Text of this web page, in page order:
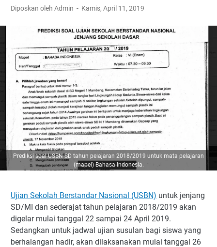
Diposkan oleh Admin Kamis, April 11, 2019
Prediksi soal USBN SD tahun pelajaran 2018/2019 untuk mata pelajaran
(mapel) Bahasa Indonesia.
Ujian Sekolah Berstandar Nasional (USBN) untuk jenjang
SD/MI dan sederajat tahun pelajaran 2018/2019 akan
digelar mulai tanggal 22 sampai 24 April 2019.
Sedangkan untuk jadwal ujian susulan bagi siswa yang
berhalangan hadir, akan dilaksanakan mulai tanggal 26